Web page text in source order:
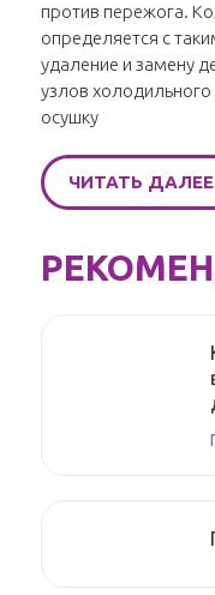
против пережога.
определяется с
удаление и замену
узлов
осушку
ЧИТАТЬ ДАЛЕЕ